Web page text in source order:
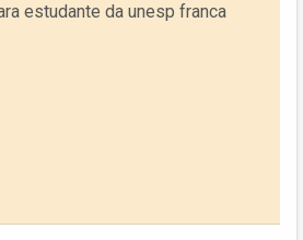
estudante da unesp franca